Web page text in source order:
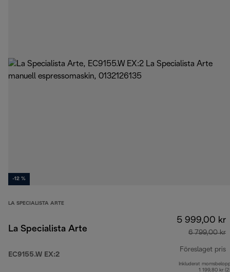
-12 %
LA SPECIALISTA ARTE
La Specialista Arte
EC9155.W EX:2
5 999,00 kr
6 799,00 kr
Föreslaget pris
Inkluderat
1 199,80 kr